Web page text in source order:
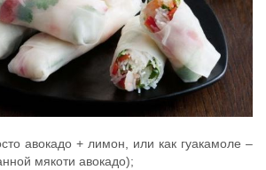
авокадо + лимон, или как гуакамоле –
мякоти авокадо);